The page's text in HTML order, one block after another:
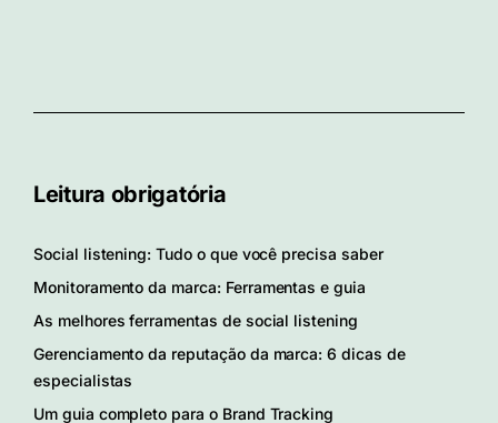
Leitura obrigatória
Social listening: Tudo o que você precisa saber
Monitoramento da marca: Ferramentas e guia
As melhores ferramentas de social listening
Gerenciamento da reputação da marca: 6 dicas de
especialistas
Um guia completo para o Brand Tracking